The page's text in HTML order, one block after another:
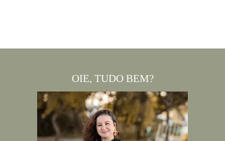
OIE, TUDO BEM?